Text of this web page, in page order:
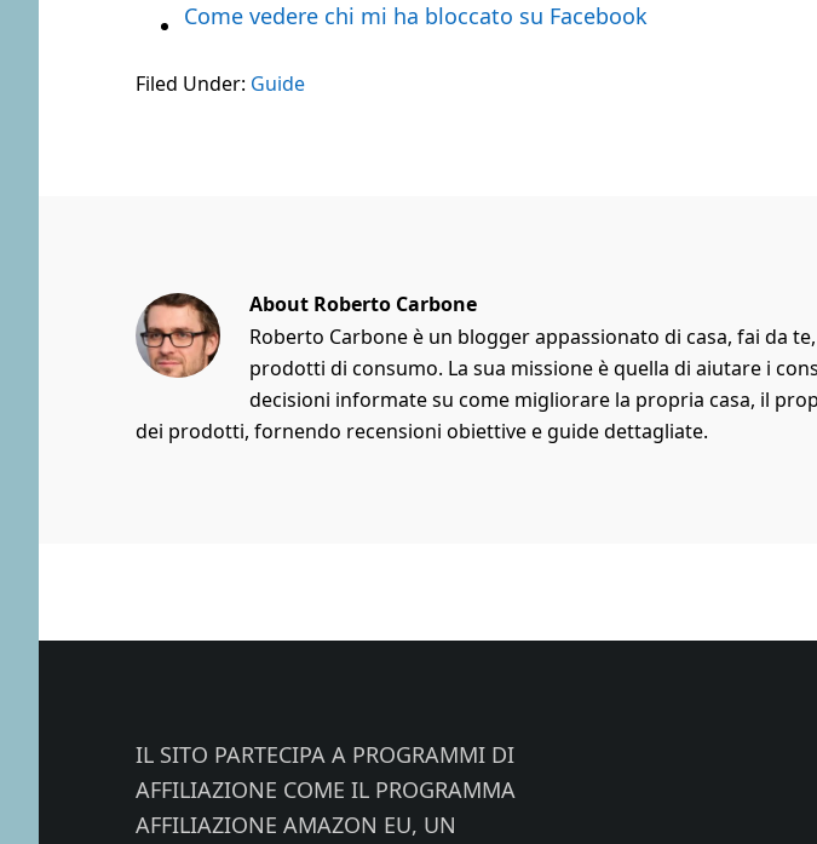
Come vedere chi mi ha bloccato su Facebook
Filed Under: Guide
About Roberto Carbone
Roberto Carbone è un blogger appassionato di casa, fai da
prodotti di consumo. La sua missione è quella di aiutare i
decisioni informate su come migliorare la propria casa, il
dei prodotti, fornendo recensioni obiettive e guide dettagliate.
IL SITO PARTECIPA A PROGRAMMI DI
AFFILIAZIONE COME IL PROGRAMMA
AFFILIAZIONE AMAZON EU, UN